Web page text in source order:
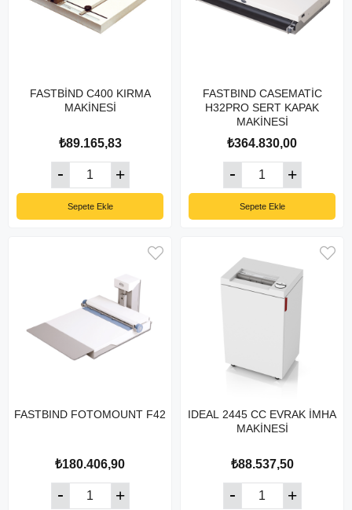
FASTBİND C400 KIRMA
MAKİNESİ
₺89.165,83
Sepete Ekle
FASTBIND CASEMATİC
H32PRO SERT KAPAK
MAKİNESİ
₺364.830,00
Sepete Ekle
FASTBIND FOTOMOUNT F42
₺180.406,90
IDEAL 2445 CC EVRAK İMHA
MAKİNESİ
₺88.537,50